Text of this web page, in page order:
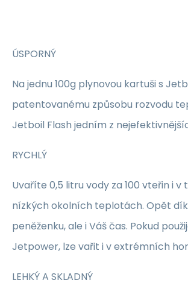
ÚSPORNÝ
Na jednu 100g plynovou kartuši s
patentovanému způsobu rozvodu
Jetboil Flash jedním z
RYCHLÝ
Uvaříte 0,5 litru vody za 100 vteřin i
nízkých okolních teplotách. Opět
peněženku, ale i Váš čas. Pokud
Jetpower, lze vařit i v extrémních
LEHKÝ A SKLADNÝ